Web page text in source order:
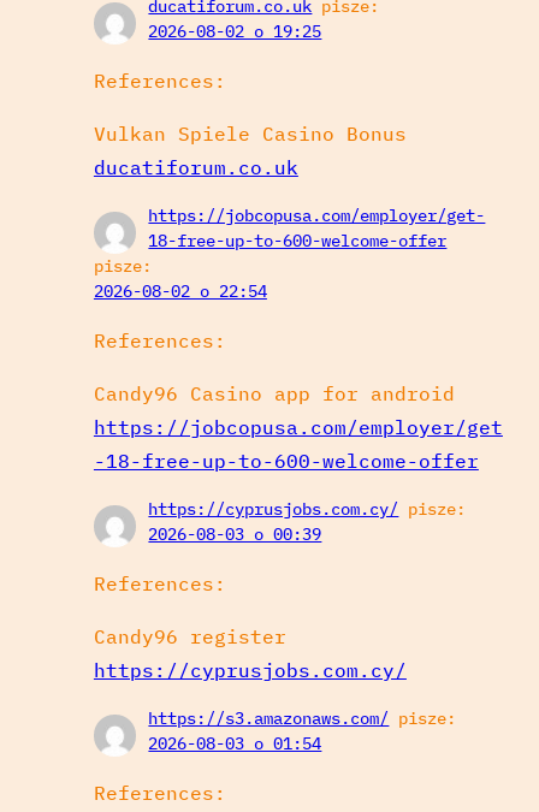
ducatiforum.co.uk pisze:
2026-08-02 o 19:25
References:
Vulkan Spiele Casino Bonus
ducatiforum.co.uk
https://jobcopusa.com/employer/get-
18-free-up-to-600-welcome-offer
pisze:
2026-08-02 o 22:54
References:
Candy96 Casino app for android
https://jobcopusa.com/employer/get
-18-free-up-to-600-welcome-offer
https://cyprusjobs.com.cy/ pisze:
2026-08-03 o 00:39
References:
Candy96 register
https://cyprusjobs.com.cy/
https://s3.amazonaws.com/ pisze:
2026-08-03 o 01:54
References: